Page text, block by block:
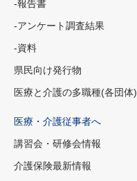
-報告書
-アンケート調査結果
-資料
県民向け発行物
医療と介護の多職種(各団体)
医療・介護従事者へ
講習会・研修会情報
介護保険最新情報